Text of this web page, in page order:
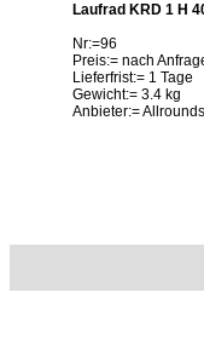
Laufrad KRD 1 H
Nr:=96
Preis:= nach
Lieferfrist:= 1 Tage
Gewicht:= 3.4 kg
Anbieter:=